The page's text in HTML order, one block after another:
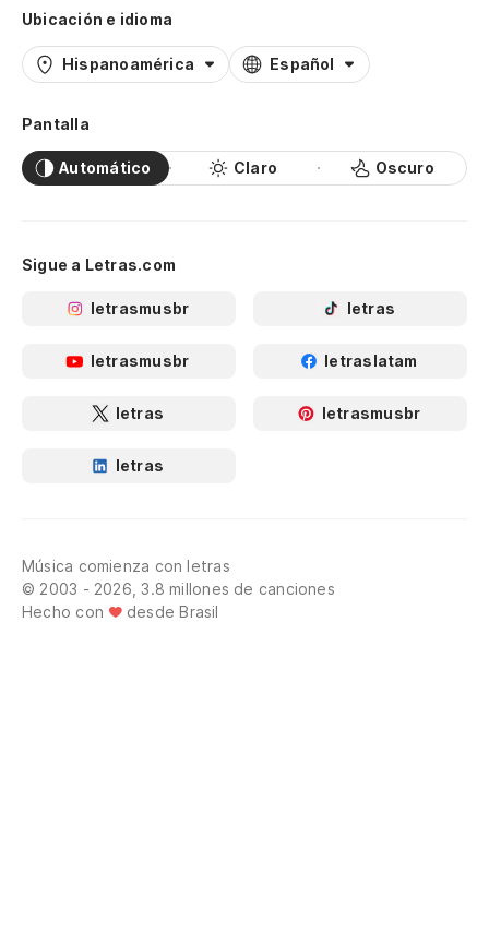
Ubicación e idioma
Hispanoamérica Español
Pantalla
Automático Claro Oscuro
Sigue a Letras.com
letrasmusbr letras
letrasmusbr letraslatam
letras letrasmusbr
letras
Música comienza con letras
© 2003 - 2026, 3.8 millones de canciones
Hecho con
desde Brasil